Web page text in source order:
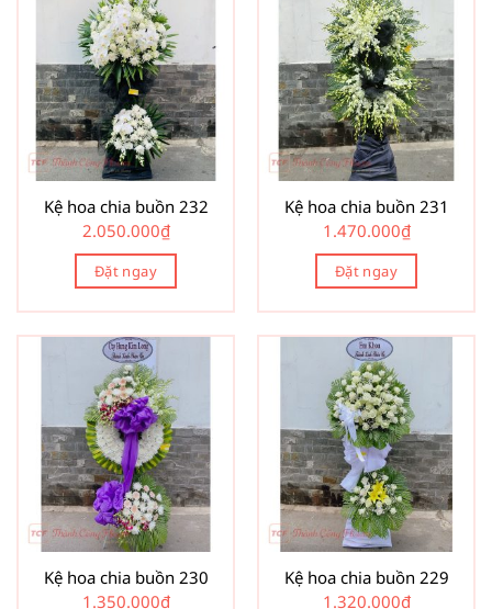
Kệ hoa chia buồn 232
2.050.000₫
Đặt ngay
Kệ hoa chia buồn 231
1.470.000₫
Đặt ngay
Kệ hoa chia buồn 230
1.350.000₫
Kệ hoa chia buồn 229
1.320.000₫